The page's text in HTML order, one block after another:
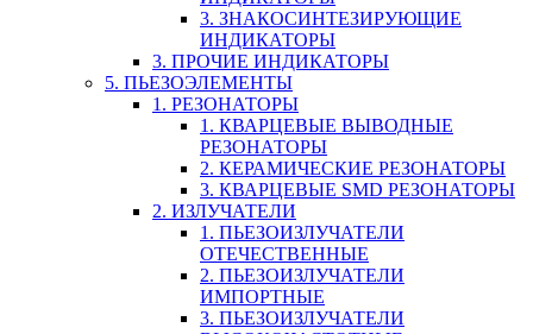
3. ЗНАКОСИНТЕЗИРУЮЩИЕ
ИНДИКАТОРЫ
3. ПРОЧИЕ ИНДИКАТОРЫ
5. ПЬЕЗОЭЛЕМЕНТЫ
1. РЕЗОНАТОРЫ
1. КВАРЦЕВЫЕ ВЫВОДНЫЕ
РЕЗОНАТОРЫ
2. КЕРАМИЧЕСКИЕ РЕЗОНАТОРЫ
3. КВАРЦЕВЫЕ SMD РЕЗОНАТОРЫ
2. ИЗЛУЧАТЕЛИ
1. ПЬЕЗОИЗЛУЧАТЕЛИ
ОТЕЧЕСТВЕННЫЕ
2. ПЬЕЗОИЗЛУЧАТЕЛИ
ИМПОРТНЫЕ
3. ПЬЕЗОИЗЛУЧАТЕЛИ